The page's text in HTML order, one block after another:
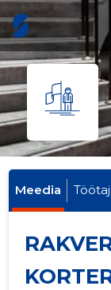
Meedia